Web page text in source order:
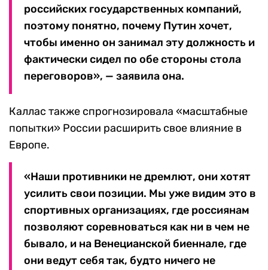
российских государственных компаний,
поэтому понятно, почему Путин хочет,
чтобы именно он занимал эту должность и
фактически сидел по обе стороны стола
переговоров», — заявила она.
Каллас также спрогнозировала «масштабные
попытки» России расширить свое влияние в
Европе.
«Наши противники не дремлют, они хотят
усилить свои позиции. Мы уже видим это в
спортивных организациях, где россиянам
позволяют соревноваться как ни в чем не
бывало, и на Венецианской биеннале, где
они ведут себя так, будто ничего не